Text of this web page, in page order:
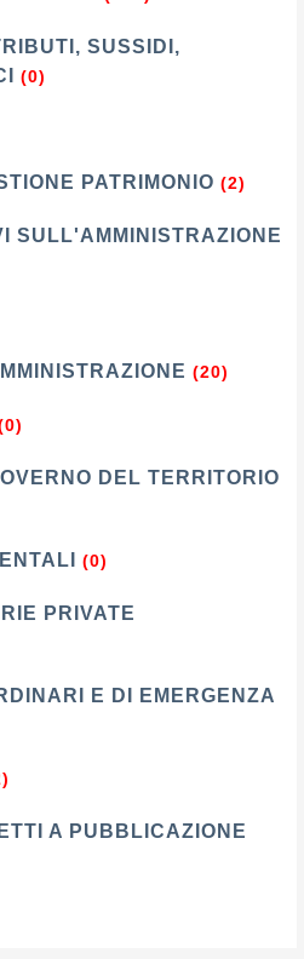
SUSSIDI,
(0)
PATRIMONIO (2)
SULL'AMMINISTRAZIONE
(20)
DEL TERRITORIO
(0)
PRIVATE
E DI EMERGENZA
A PUBBLICAZIONE